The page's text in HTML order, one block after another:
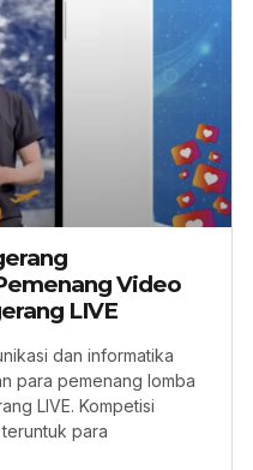
Video
LIVE
dan informatika
para pemenang lomba
LIVE. Kompetisi
para